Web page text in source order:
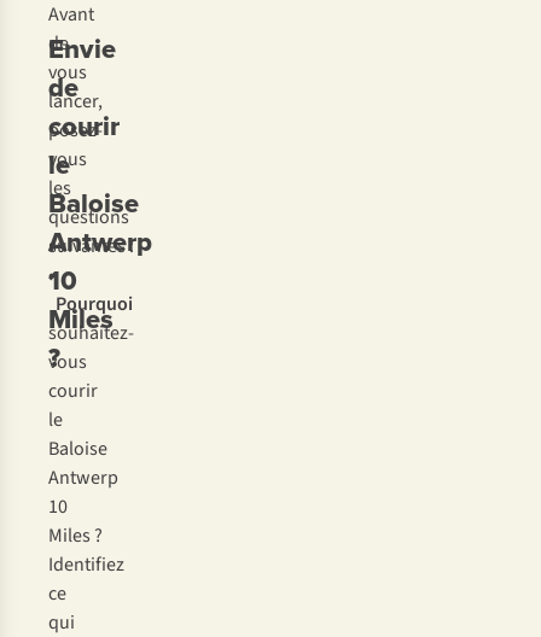
Envie
de
courir
le
Baloise
Antwerp
10
Miles
?
Avant
de
vous
lancer,
posez-
vous
les
questions
suivantes :
•
Pourquoi
souhaitez-
vous
courir
le
Baloise
Antwerp
10
Miles ?
Identifiez
ce
qui